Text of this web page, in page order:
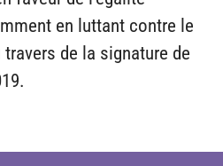
en luttant contre le
de la signature de